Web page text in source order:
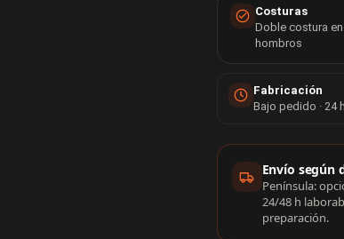
Costuras
Doble costura
hombros
Fabricación
Bajo pedido · 24 h
Envío según
Península:
24/48 h
preparación.